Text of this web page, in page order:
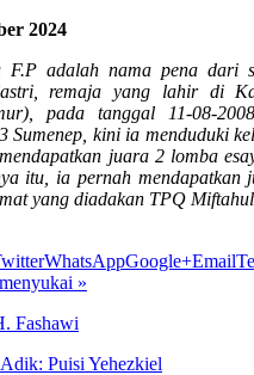
2024
F.P adalah nama pena dari
remaja yang lahir di
pada tanggal 11-08-
Sumenep, kini ia menduduki
juara 2 lomba
itu, ia pernah mendapatkan
yang diadakan TPQ
WhatsAppGoogle+Email
»
Fashawi
Puisi Yehezkiel